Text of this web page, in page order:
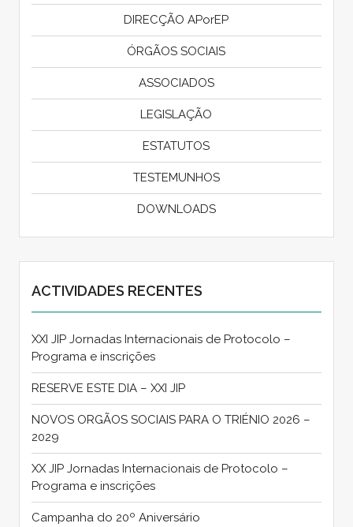
DIRECÇÃO APorEP
ÓRGÃOS SOCIAIS
ASSOCIADOS
LEGISLAÇÃO
ESTATUTOS
TESTEMUNHOS
DOWNLOADS
ACTIVIDADES RECENTES
XXI JIP Jornadas Internacionais de Protocolo –
Programa e inscrições
RESERVE ESTE DIA – XXI JIP
NOVOS ORGÃOS SOCIAIS PARA O TRIÉNIO 2026 –
2029
XX JIP Jornadas Internacionais de Protocolo –
Programa e inscrições
Campanha do 20º Aniversário